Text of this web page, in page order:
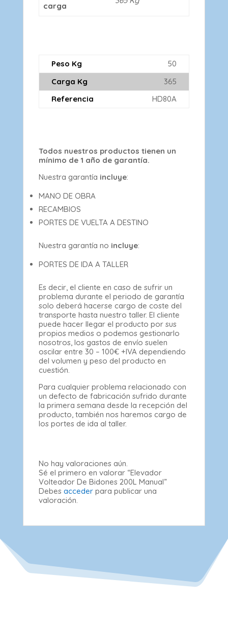
carga
Peso Kg
50
Carga Kg
365
Referencia
HD80A
Todos nuestros productos tienen un
mínimo de 1 año de garantía.
Nuestra garantía incluye:
MANO DE OBRA
RECAMBIOS
PORTES DE VUELTA A DESTINO
Nuestra garantía no incluye:
PORTES DE IDA A TALLER
Es decir, el cliente en caso de sufrir un
problema durante el periodo de garantía
solo deberá hacerse cargo de coste del
transporte hasta nuestro taller. El cliente
puede hacer llegar el producto por sus
propios medios o podemos gestionarlo
nosotros, los gastos de envío suelen
oscilar entre 30 – 100€ +IVA dependiendo
del volumen y peso del producto en
cuestión.
Para cualquier problema relacionado con
un defecto de fabricación sufrido durante
la primera semana desde la recepción del
producto, también nos haremos cargo de
los portes de ida al taller.
No hay valoraciones aún.
Sé el primero en valorar “Elevador
Volteador De Bidones 200L Manual”
Debes accederpara publicar una
valoración.